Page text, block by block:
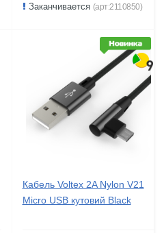
Заканчивается (арт:2110850)
Кабель Voltex 2A Nylon V21
Micro USB кутовий Black